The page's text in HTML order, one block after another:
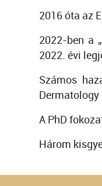
2016 óta az
2022-ben a
2022. évi
Számos
Dermatology
A PhD
Három